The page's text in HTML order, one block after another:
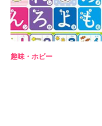
趣味・ホビー